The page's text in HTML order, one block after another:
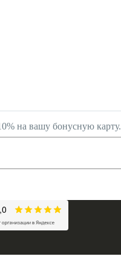
на вашу бонусную карту.